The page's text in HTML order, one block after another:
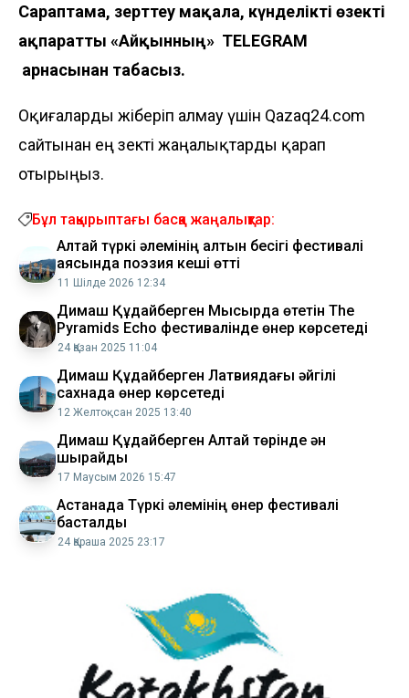
Сараптама, зерттеу мақала, күнделікті өзекті
ақпаратты «Айқынның» TELEGRAM
арнасынан табасыз.
Оқиғаларды жіберіп алмау үшін Qazaq24.com
сайтынан ең өзекті жаңалықтарды қарап
отырыңыз.
Бұл тақырыптағы басқа жаңалықтар:
Алтай түркі әлемінің алтын бесігі фестивалі
аясында поэзия кеші өтті
11 Шілде 2026 12:34
Димаш Құдайберген Мысырда өтетін The
Pyramids Echo фестивалінде өнер көрсетеді
24 Қазан 2025 11:04
Димаш Құдайберген Латвиядағы әйгілі
сахнада өнер көрсетеді
12 Желтоқсан 2025 13:40
Димаш Құдайберген Алтай төрінде ән
шырқайды
17 Маусым 2026 15:47
Астанада Түркі әлемінің өнер фестивалі
басталды
24 Қараша 2025 23:17